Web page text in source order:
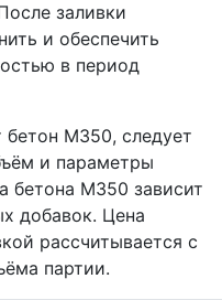
заливки
и обеспечить
в период
бетон М350, следует
и параметры
бетона М350 зависит
добавок. Цена
рассчитывается с
партии.